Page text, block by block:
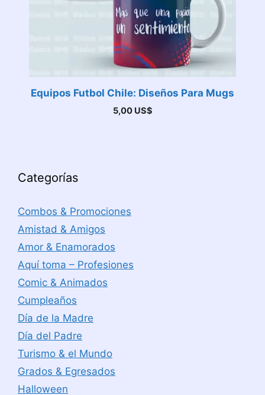
Equipos Futbol Chile: Diseños Para Mugs
5,00 US$
Categorías
Combos & Promociones
Amistad & Amigos
Amor & Enamorados
Aquí toma – Profesiones
Comic & Animados
Cumpleaños
Día de la Madre
Día del Padre
Turismo & el Mundo
Grados & Egresados
Halloween